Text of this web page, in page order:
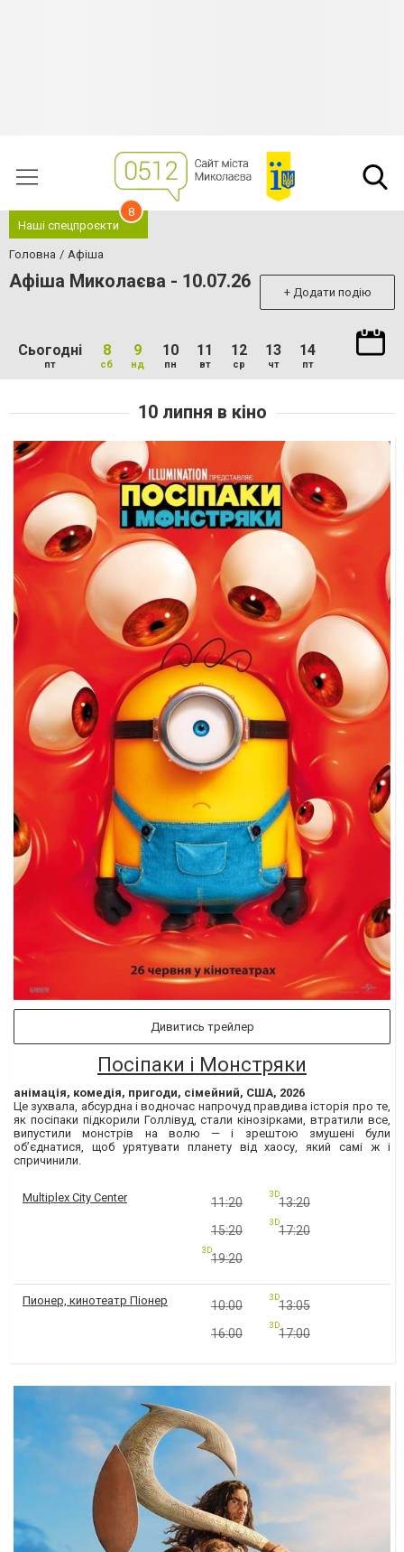
Наші спецпроєкти
8
Головна Афіша
Афіша Миколаєва - 10.07.26 + Додати подію
Сьогодні
пт
8
сб
9
нд
10
пн
11
вт
12
ср
13
чт
14
пт
10 липня в кіно
Дивитись трейлер
Посіпаки і Монстряки
анімація, комедія, пригоди, сімейний, США, 2026
Це зухвала, абсурдна і водночас напрочуд правдива історія про те,
як посіпаки підкорили Голлівуд, стали кінозірками, втратили все,
випустили монстрів на волю — і зрештою змушені були
об’єднатися, щоб урятувати планету від хаосу, який самі ж і
спричинили.
Multiplex City Center 11:20 13:20
3D
15:20 17:20
3D
19:20
3D
Пионер, кинотеатр Піонер 10:00 13:05
3D
16:00 17:00
3D